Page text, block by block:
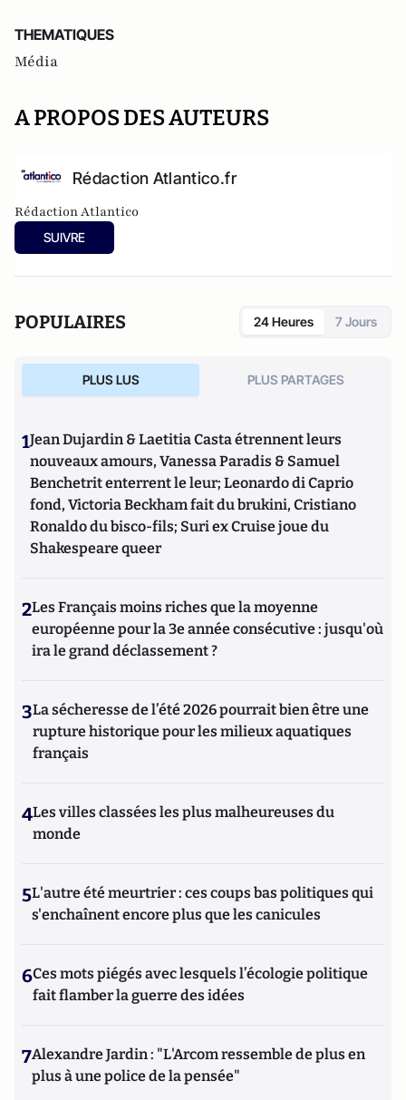
THEMATIQUES
Média
A PROPOS DES AUTEURS
Rédaction Atlantico.fr
Rédaction Atlantico
SUIVRE
POPULAIRES 24 Heures 7 Jours
PLUS LUS PLUS PARTAGES
1Jean Dujardin & Laetitia Casta étrennent leurs
nouveaux amours, Vanessa Paradis & Samuel
Benchetrit enterrent le leur; Leonardo di Caprio
fond, Victoria Beckham fait du brukini, Cristiano
Ronaldo du bisco-fils; Suri ex Cruise joue du
Shakespeare queer
2Les Français moins riches que la moyenne
européenne pour la 3e année consécutive : jusqu'où
ira le grand déclassement ?
3La sécheresse de l’été 2026 pourrait bien être une
rupture historique pour les milieux aquatiques
français
4Les villes classées les plus malheureuses du
monde
5L'autre été meurtrier : ces coups bas politiques qui
s'enchaînent encore plus que les canicules
6Ces mots piégés avec lesquels l’écologie politique
fait flamber la guerre des idées
7Alexandre Jardin : "L'Arcom ressemble de plus en
plus à une police de la pensée"